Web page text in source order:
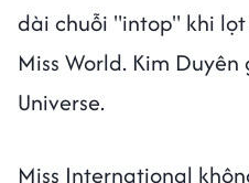
dài chuỗi "intop" khi
Miss World. Kim
Universe.
Miss International